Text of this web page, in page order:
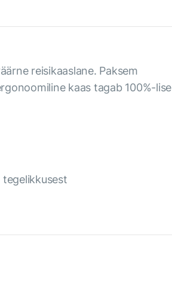
reisikaaslane. Paksem
kaas tagab 100%-lise